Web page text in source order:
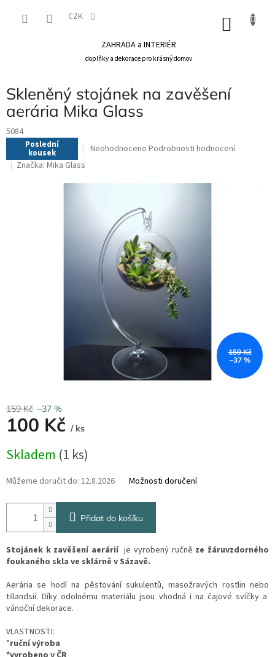
CZK
ZAHRADA a INTERIÉR
doplňky a dekorace pro krásný domov
Skleněný stojánek na zavěšení
aerária Mika Glass
5084
Poslední
kousek
Průměrné
je
hvězdiček.
Neohodnoceno Podrobnosti hodnocení
Značka: Mika Glass
159 Kč
–37 %
159 Kč –37 %
100 Kč / ks
cena:
Skladem (1 ks)
Můžeme doručit do: 12.8.2026 Možnosti doručení
Přidat do košíku
Stojánek k zavěšení aeráriíje vyrobený ručně ze žáruvzdorného
foukaného skla ve sklárně v Sázavě.
Aerária se hodí na pěstování sukulentů, masožravých rostlin nebo
tillandsií. Díky odolnému materiálu jsou vhodná i na čajové svíčky a
vánoční dekorace.
VLASTNOSTI:
*ruční výroba